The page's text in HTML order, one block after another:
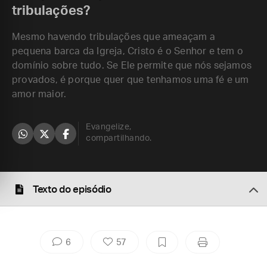
tribulações?
Mesmo havendo tribulações que ameaçam a
pequena barca da Igreja, Cristo é o Senhor e tem o
domínio sobre tudo. Se Ele permite que nós sejamos
provados, é porque quer que tenhamos uma fé e um
amor maior.
Evangelize,
compartilhando.
Texto do episódio
6 57